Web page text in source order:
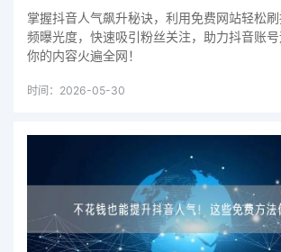
掌握抖音人气飙升秘诀，利用免费网站轻松
频曝光度，快速吸引粉丝关注，助力抖音账
你的内容火遍全网！
时间：2026-05-30